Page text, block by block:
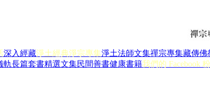
深入經藏淨土經典淨宗專集淨土法師文集禪宗專集藏傳佛
軌長篇套書精選文集民間善書健康書籍我們的 Facebook